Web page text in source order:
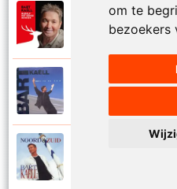
om te
bezoekers
Bart Kaell
Rudolf het
Bart Kaell